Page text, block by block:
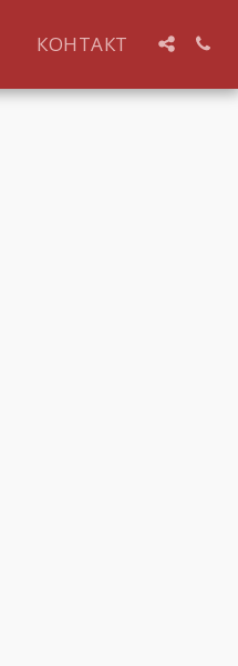
КОНТАКТ